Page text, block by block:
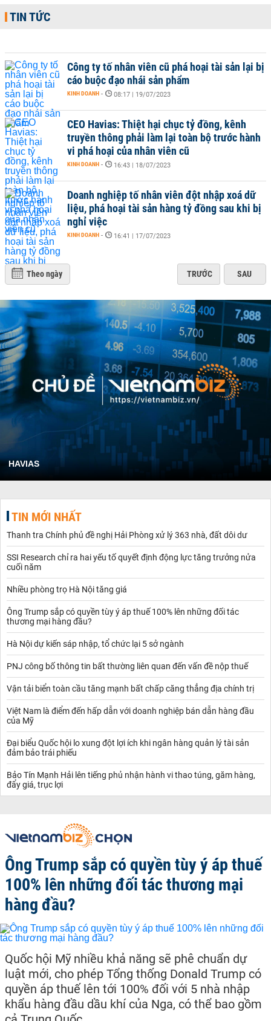
TIN TỨC
Công ty tố nhân viên cũ phá hoại tài sản lại bị
cáo buộc đạo nhái sản phẩm
KINH DOANH - 08:17 | 19/07/2023
CEO Havias: Thiệt hại chục tỷ đồng, kênh
truyền thông phải làm lại toàn bộ trước hành
vi phá hoại của nhân viên cũ
KINH DOANH - 16:43 | 18/07/2023
Doanh nghiệp tố nhân viên đột nhập xoá dữ
liệu, phá hoại tài sản hàng tỷ đồng sau khi bị
nghỉ việc
KINH DOANH - 16:41 | 17/07/2023
Theo ngày TRƯỚC SAU
HAVIAS
TIN MỚI NHẤT
Thanh tra Chính phủ đề nghị Hải Phòng xử lý 363 nhà, đất dôi dư
SSI Research chỉ ra hai yếu tố quyết định động lực tăng trưởng nửa
cuối năm
Nhiều phòng trọ Hà Nội tăng giá
Ông Trump sắp có quyền tùy ý áp thuế 100% lên những đối tác
thương mại hàng đầu?
Hà Nội dự kiến sáp nhập, tổ chức lại 5 sở ngành
PNJ công bố thông tin bất thường liên quan đến vấn đề nộp thuế
Vận tải biển toàn cầu tăng mạnh bất chấp căng thẳng địa chính trị
Việt Nam là điểm đến hấp dẫn với doanh nghiệp bán dẫn hàng đầu
của Mỹ
Đại biểu Quốc hội lo xung đột lợi ích khi ngân hàng quản lý tài sản
đảm bảo trái phiếu
Bảo Tín Mạnh Hải lên tiếng phủ nhận hành vi thao túng, găm hàng,
đẩy giá, trục lợi
Ông Trump sắp có quyền tùy ý áp thuế
100% lên những đối tác thương mại
hàng đầu?
Quốc hội Mỹ nhiều khả năng sẽ phê chuẩn dự
luật mới, cho phép Tổng thống Donald Trump có
quyền áp thuế lên tới 100% đối với 5 nhà nhập
khẩu hàng đầu dầu khí của Nga, có thể bao gồm